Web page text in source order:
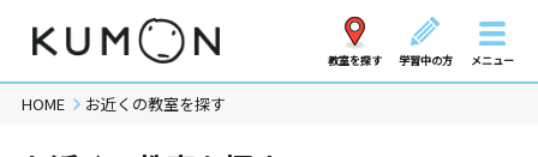
教室を探す 学習中の方 メニュー
HOME お近くの教室を探す